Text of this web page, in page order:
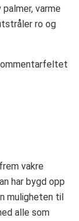
varme
ro og
vakre
har bygd opp
muligheten til
alle som